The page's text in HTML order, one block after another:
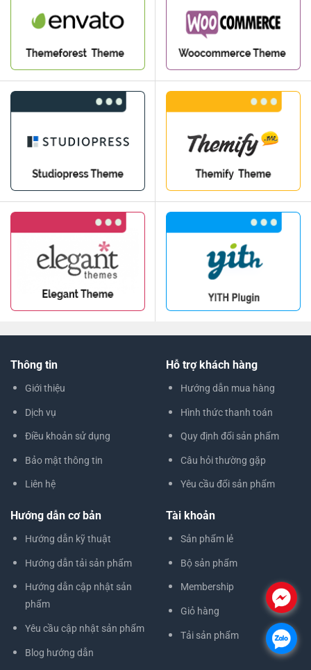
Thông tin
Giới thiệu
Dịch vụ
Điều khoản sử dụng
Bảo mật thông tin
Liên hệ
Hỗ trợ khách hàng
Hướng dẫn mua hàng
Hình thức thanh toán
Quy định đổi sản phẩm
Câu hỏi thường gặp
Yêu cầu đổi sản phẩm
Hướng dẫn cơ bản
Hướng dẫn kỹ thuật
Hướng dẫn tải sản phẩm
Hướng dẫn cập nhật sản
phẩm
Yêu cầu cập nhật sản phẩm
Blog hướng dẫn
Tài khoản
Sản phẩm lẻ
Bộ sản phẩm
Membership
Giỏ hàng
Tải sản phẩm
.
.